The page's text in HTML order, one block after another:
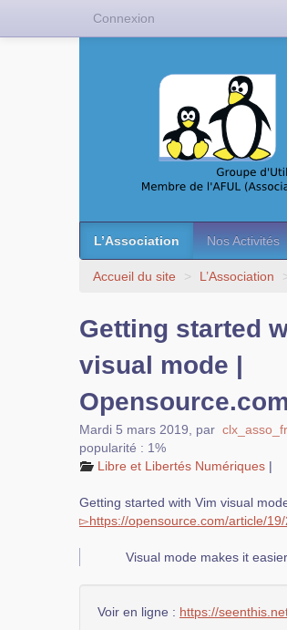
L’Association Nos Activités
Accueil du site > L’Association
Getting started
visual mode |
Mardi 5 mars 2019 par
popularité : 1%
Libre et Libertés Numériques |
Getting started with Vim visual
▻https://opensource.com/article/19/
Visual mode makes it
Voir en ligne : https://
Connexion